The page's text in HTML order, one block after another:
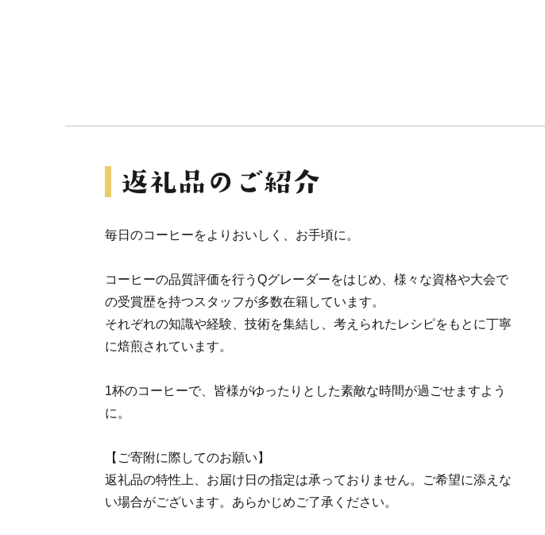
毎日のコーヒーをよりおいしく、お手頃に。
コーヒーの品質評価を行うQグレーダーをはじめ、様々な資格や大会で
の受賞歴を持つスタッフが多数在籍しています。
それぞれの知識や経験、技術を集結し、考えられたレシピをもとに丁寧
に焙煎されています。
1杯のコーヒーで、皆様がゆったりとした素敵な時間が過ごせますよう
に。
【ご寄附に際してのお願い】
返礼品の特性上、お届け日の指定は承っておりません。ご希望に添えな
い場合がございます。あらかじめご了承ください。